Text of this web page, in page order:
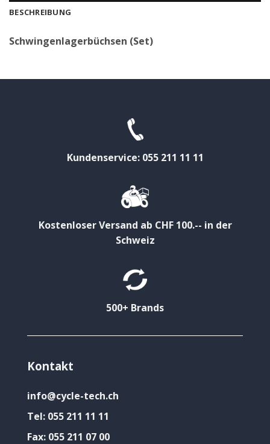
BESCHREIBUNG
Schwingenlagerbüchsen (Set)
Kundenservice: 055 211 11 11
Kostenloser Versand ab CHF 100.-- in der
Schweiz
500+ Brands
Kontakt
info@cycle-tech.ch
Tel: 055 211 11 11
Fax: 055 211 07 00